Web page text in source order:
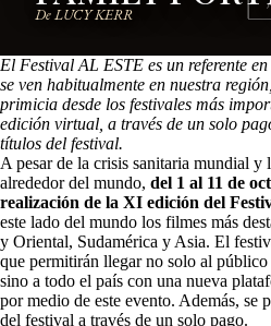
De LUCY KERR
El Festival AL ESTE es un referente
se ven habitualmente en nuestra
primicia desde los festivales más
edición virtual, a través de un solo
títulos del festival.
A pesar de la crisis sanitaria mundial y
alrededor del mundo, del 1 al 11 de
realización de la XI edición del
este lado del mundo los filmes más
y Oriental, Sudamérica y Asia. El
que permitirán llegar no solo al
sino a todo el país con una nueva
por medio de este evento. Además, se
del festival a través de un solo pago.